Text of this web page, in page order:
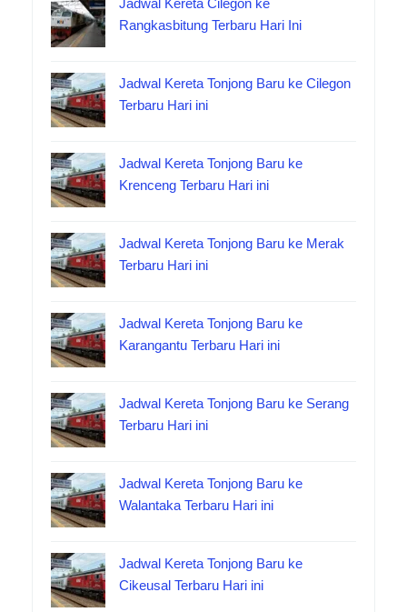
Rangkasbitung Terbaru Hari Ini
Jadwal Kereta Tonjong Baru ke Cilegon
Terbaru Hari ini
Jadwal Kereta Tonjong Baru ke
Krenceng Terbaru Hari ini
Jadwal Kereta Tonjong Baru ke Merak
Terbaru Hari ini
Jadwal Kereta Tonjong Baru ke
Karangantu Terbaru Hari ini
Jadwal Kereta Tonjong Baru ke Serang
Terbaru Hari ini
Jadwal Kereta Tonjong Baru ke
Walantaka Terbaru Hari ini
Jadwal Kereta Tonjong Baru ke
Cikeusal Terbaru Hari ini